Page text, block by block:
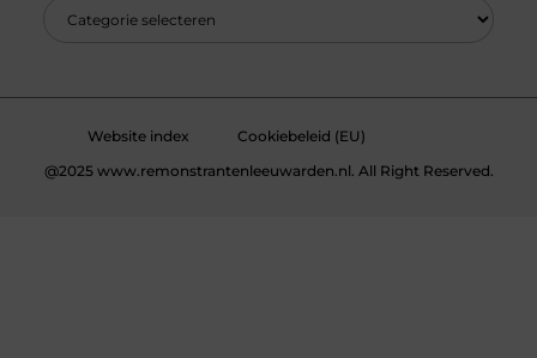
Website index
Cookiebeleid (EU)
@2025 www.remonstrantenleeuwarden.nl. All Right Reserved.